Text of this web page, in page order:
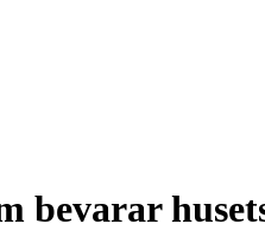
bevarar